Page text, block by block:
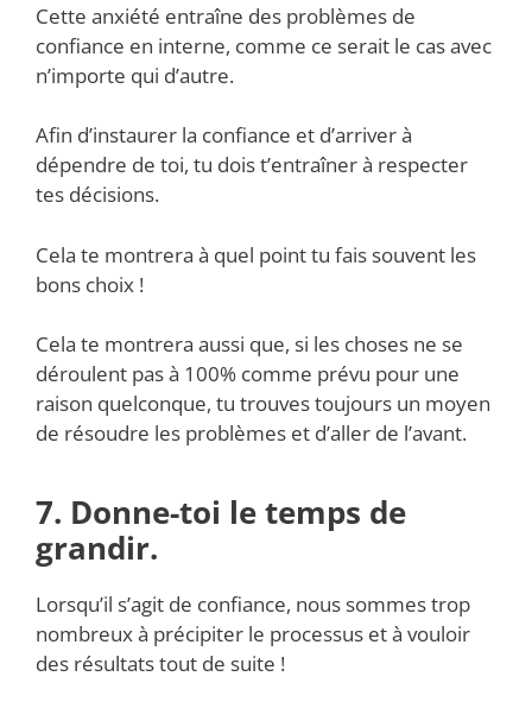
Cette anxiété entraîne des problèmes de
confiance en interne, comme ce serait le cas avec
n’importe qui d’autre.
Afin d’instaurer la confiance et d’arriver à
dépendre de toi, tu dois t’entraîner à respecter
tes décisions.
Cela te montrera à quel point tu fais souvent les
bons choix !
Cela te montrera aussi que, si les choses ne se
déroulent pas à 100% comme prévu pour une
raison quelconque, tu trouves toujours un moyen
de résoudre les problèmes et d’aller de l’avant.
7. Donne-toi le temps de
grandir.
Lorsqu’il s’agit de confiance, nous sommes trop
nombreux à précipiter le processus et à vouloir
des résultats tout de suite !